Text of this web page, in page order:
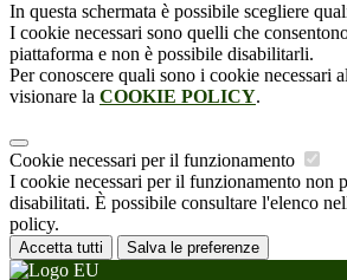
In questa schermata è possibile scegliere
I cookie necessari sono quelli che
piattaforma e non è possibile disabilitarli.
Per conoscere quali sono i cookie necessari
visionare la COOKIE POLICY.
Cookie necessari per il funzionamento
I cookie necessari per il funzionamento non
disabilitati. È possibile consultare l'elenco
policy.
Accetta tutti Salva le preferenze